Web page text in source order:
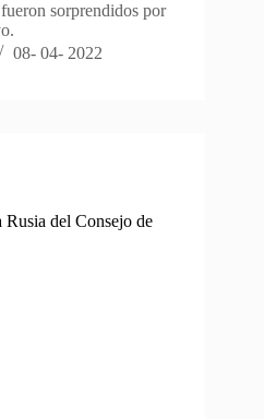
sorprendidos por
08- 04- 2022
Rusia del Consejo de